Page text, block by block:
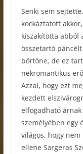
Senki sem
kockáztatott
kiszakította abból
összetartó
börtöne, de ez
nekromantikus
Azzal, hogy ezt
kezdett
elfogadható
személyében egy
világos, hogy
ellene Sargeras